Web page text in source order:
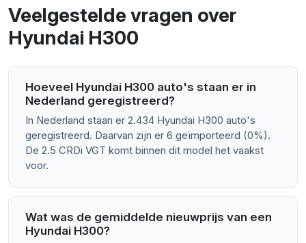
Veelgestelde vragen over
Hyundai H300
Hoeveel Hyundai H300 auto's staan er in
Nederland geregistreerd?
In Nederland staan er 2.434 Hyundai H300 auto's
geregistreerd. Daarvan zijn er 6 geïmporteerd (0%).
De 2.5 CRDi VGT komt binnen dit model het vaakst
voor.
Wat was de gemiddelde nieuwprijs van een
Hyundai H300?